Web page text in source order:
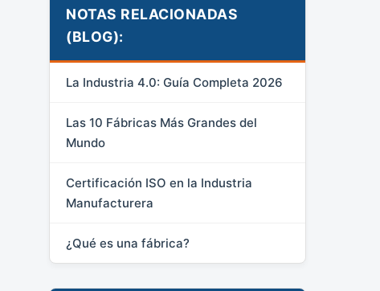
NOTAS RELACIONADAS
(BLOG):
La Industria 4.0: Guía Completa 2026
Las 10 Fábricas Más Grandes del
Mundo
Certificación ISO en la Industria
Manufacturera
¿Qué es una fábrica?